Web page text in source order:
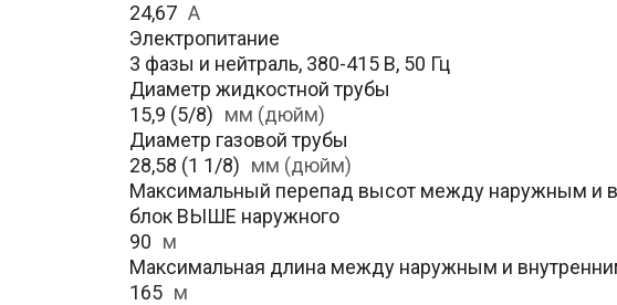
24,67 А
Электропитание
3 фазы и нейтраль, 380-415 В, 50 Гц
Диаметр жидкостной трубы
15,9 (5/8) мм (дюйм)
Диаметр газовой трубы
28,58 (1 1/8) мм (дюйм)
Максимальный перепад высот между наружным и
блок ВЫШЕ наружного
90 м
Максимальная длина между наружным и
165 м